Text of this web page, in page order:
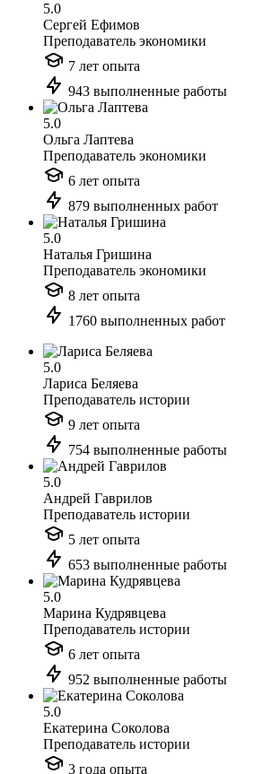
5.0
Сергей Ефимов
Преподаватель экономики
7 лет опыта
943 выполненные работы
5.0
Ольга Лаптева
Преподаватель экономики
6 лет опыта
879 выполненных работ
5.0
Наталья Гришина
Преподаватель экономики
8 лет опыта
1760 выполненных работ
5.0
Лариса Беляева
Преподаватель истории
9 лет опыта
754 выполненные работы
5.0
Андрей Гаврилов
Преподаватель истории
5 лет опыта
653 выполненные работы
5.0
Марина Кудрявцева
Преподаватель истории
6 лет опыта
952 выполненные работы
5.0
Екатерина Соколова
Преподаватель истории
3 года опыта